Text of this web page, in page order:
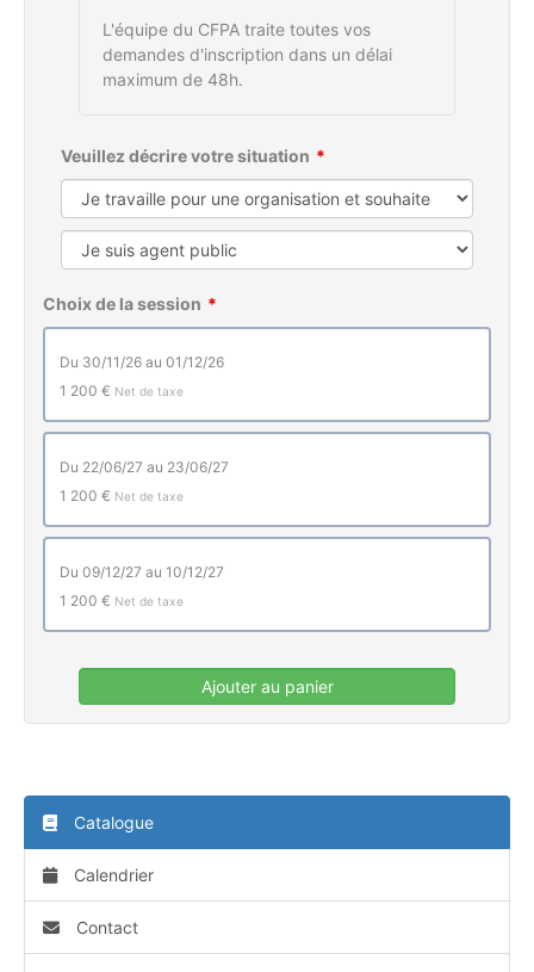
L'équipe du CFPA traite toutes vos
demandes d'inscription dans un délai
maximum de 48h.
Veuillez décrire votre situation
Choix de la session
du 30/11/26 au 01/12/26
1 200 € Net de taxe
du 22/06/27 au 23/06/27
1 200 € Net de taxe
du 09/12/27 au 10/12/27
1 200 € Net de taxe
Ajouter au panier
Catalogue
Calendrier
Contact